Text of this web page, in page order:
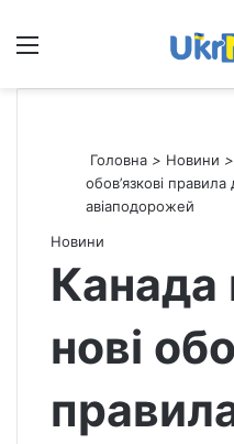
Меню
Головна > Новини >
обов’язкові
авіаподорожей
Новини
Канада
нові